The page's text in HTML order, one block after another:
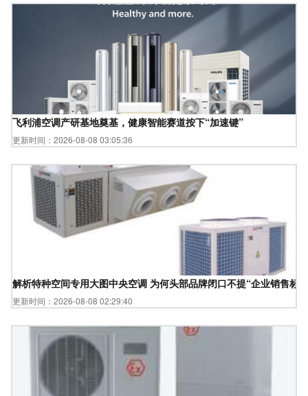
飞利浦空调产研基地奠基，健康智能赛道按下“加速键”
更新时间：2026-08-08 03:05:36
解析特种空间专用大图中央空调 为何头部品牌闭口不提“企业销售标
更新时间：2026-08-08 02:29:40